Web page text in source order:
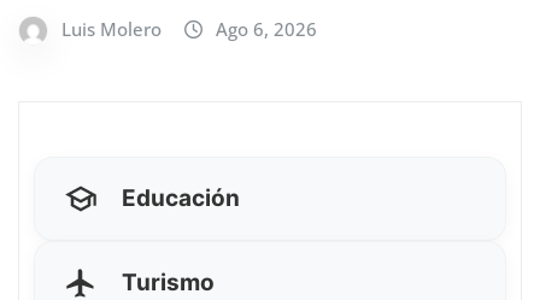
Luis Molero Ago 6, 2026
Educación
Turismo